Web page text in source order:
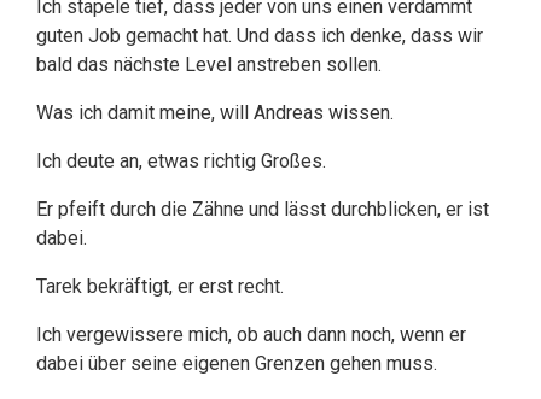
Ich stapele tief, dass jeder von uns einen verdammt
guten Job gemacht hat. Und dass ich denke, dass wir
bald das nächste Level anstreben sollen.
Was ich damit meine, will Andreas wissen.
Ich deute an, etwas richtig Großes.
Er pfeift durch die Zähne und lässt durchblicken, er ist
dabei.
Tarek bekräftigt, er erst recht.
Ich vergewissere mich, ob auch dann noch, wenn er
dabei über seine eigenen Grenzen gehen muss.